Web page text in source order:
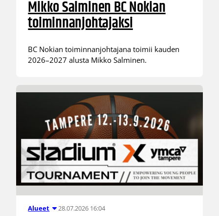
Mikko Salminen BC Nokian
toiminnanjohtajaksi
BC Nokian toiminnanjohtajana toimii kauden
2026–2027 alusta Mikko Salminen.
Alueet 28.07.2026 16:04